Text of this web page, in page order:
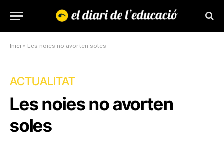
Inici » Les noies no avorten soles
ACTUALITAT
Les noies no avorten
soles